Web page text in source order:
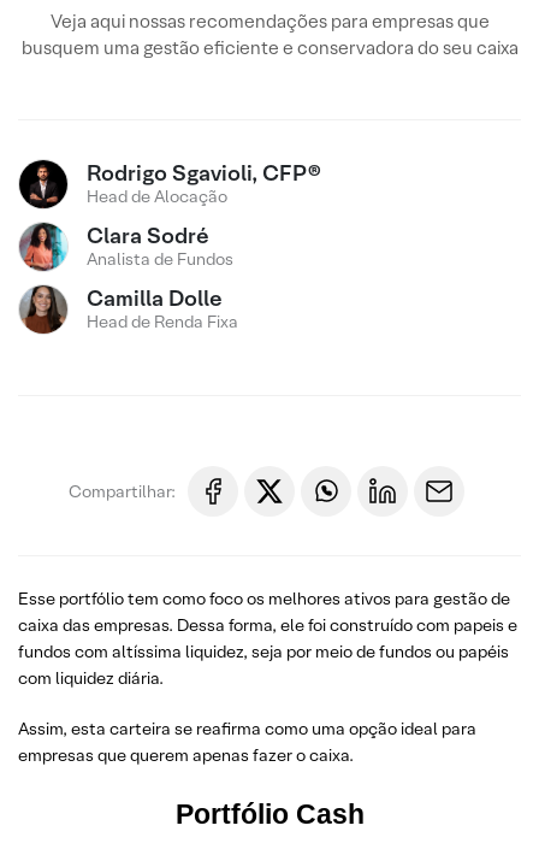
Veja aqui nossas recomendações para empresas que
busquem uma gestão eficiente e conservadora do seu caixa
Rodrigo Sgavioli, CFP®
Head de Alocação
Clara Sodré
Analista de Fundos
Camilla Dolle
Head de Renda Fixa
Compartilhar:
Esse portfólio tem como foco os melhores ativos para gestão de
caixa das empresas. Dessa forma, ele foi construído com papeis e
fundos com altíssima liquidez, seja por meio de fundos ou papéis
com liquidez diária.
Assim, esta carteira se reafirma como uma opção ideal para
empresas que querem apenas fazer o caixa.
Portfólio Cash